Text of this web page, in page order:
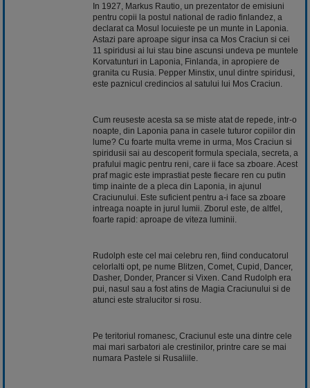
In 1927, Markus Rautio, un prezentator de emisiuni
pentru copii la postul national de radio finlandez, a
declarat ca Mosul locuieste pe un munte in Laponia.
Astazi pare aproape sigur insa ca Mos Craciun si cei
11 spiridusi ai lui stau bine ascunsi undeva pe muntele
Korvatunturi in Laponia, Finlanda, in apropiere de
granita cu Rusia. Pepper Minstix, unul dintre spiridusi,
este paznicul credincios al satului lui Mos Craciun.
Cum reuseste acesta sa se miste atat de repede, intr-o
noapte, din Laponia pana in casele tuturor copiilor din
lume? Cu foarte multa vreme in urma, Mos Craciun si
spiridusii sai au descoperit formula speciala, secreta, a
prafului magic pentru reni, care ii face sa zboare. Acest
praf magic este imprastiat peste fiecare ren cu putin
timp inainte de a pleca din Laponia, in ajunul
Craciunului. Este suficient pentru a-i face sa zboare
intreaga noapte in jurul lumii. Zborul este, de altfel,
foarte rapid: aproape de viteza luminii.
Rudolph este cel mai celebru ren, fiind conducatorul
celorlalti opt, pe nume Blitzen, Comet, Cupid, Dancer,
Dasher, Donder, Prancer si Vixen. Cand Rudolph era
pui, nasul sau a fost atins de Magia Craciunului si de
atunci este stralucitor si rosu.
Pe teritoriul romanesc, Craciunul este una dintre cele
mai mari sarbatori ale crestinilor, printre care se mai
numara Pastele si Rusaliile.